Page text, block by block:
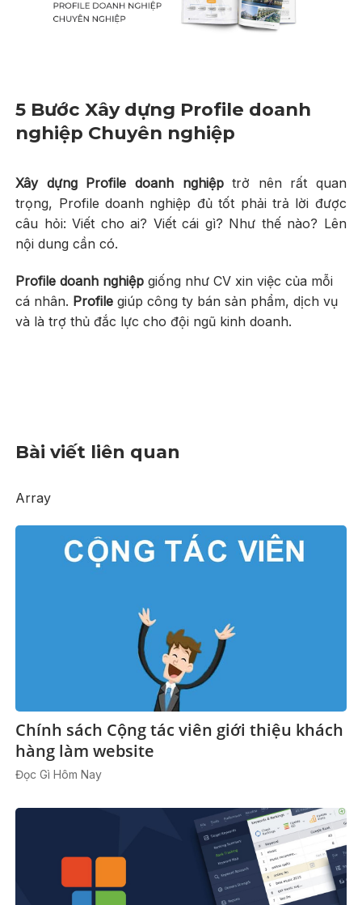
5 Bước Xây dựng Profile doanh
nghiệp Chuyên nghiệp
Xây dựng Profile doanh nghiệptrở nên rất quan
trọng, Profile doanh nghiệp đủ tốt phải trả lời được
câu hỏi: Viết cho ai? Viết cái gì? Như thế nào? Lên
nội dung cần có.
Profile doanh nghiệp giống như CV xin việc của mỗi
cá nhân. Profile giúp công ty bán sản phẩm, dịch vụ
và là trợ thủ đắc lực cho đội ngũ kinh doanh.
Bài viết liên quan
Array
Chính sách Cộng tác viên giới thiệu khách
hàng làm website
Đọc Gì Hôm Nay